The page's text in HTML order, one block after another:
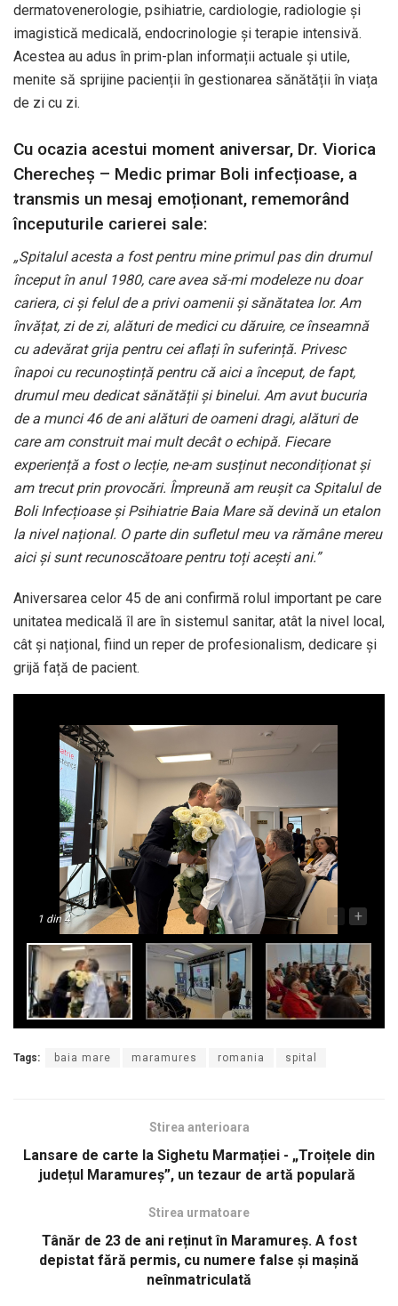
dermatovenerologie, psihiatrie, cardiologie, radiologie și
imagistică medicală, endocrinologie și terapie intensivă.
Acestea au adus în prim-plan informații actuale și utile,
menite să sprijine pacienții în gestionarea sănătății în viața
de zi cu zi.
Cu ocazia acestui moment aniversar, Dr. Viorica
Cherecheș – Medic primar Boli infecțioase, a
transmis un mesaj emoționant, rememorând
începuturile carierei sale:
„Spitalul acesta a fost pentru mine primul pas din drumul
început în anul 1980, care avea să-mi modeleze nu doar
cariera, ci și felul de a privi oamenii și sănătatea lor. Am
învățat, zi de zi, alături de medici cu dăruire, ce înseamnă
cu adevărat grija pentru cei aflați în suferință. Privesc
înapoi cu recunoștință pentru că aici a început, de fapt,
drumul meu dedicat sănătății și binelui. Am avut bucuria
de a munci 46 de ani alături de oameni dragi, alături de
care am construit mai mult decât o echipă. Fiecare
experiență a fost o lecție, ne-am susținut necondiționat și
am trecut prin provocări. Împreună am reușit ca Spitalul de
Boli Infecțioase și Psihiatrie Baia Mare să devină un etalon
la nivel național. O parte din sufletul meu va rămâne mereu
aici și sunt recunoscătoare pentru toți acești ani.”
Aniversarea celor 45 de ani confirmă rolul important pe care
unitatea medicală îl are în sistemul sanitar, atât la nivel local,
cât și național, fiind un reper de profesionalism, dedicare și
grijă față de pacient.
1 din 4 - +
Tags: baia mare maramures romania spital
Stirea anterioara
Lansare de carte la Sighetu Marmației - „Troițele din
județul Maramureș”, un tezaur de artă populară
Stirea urmatoare
Tânăr de 23 de ani reținut în Maramureș. A fost
depistat fără permis, cu numere false și mașină
neînmatriculată